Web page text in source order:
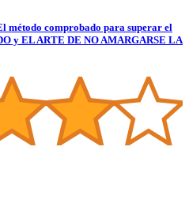
método comprobado para superar el
y EL ARTE DE NO AMARGARSE LA